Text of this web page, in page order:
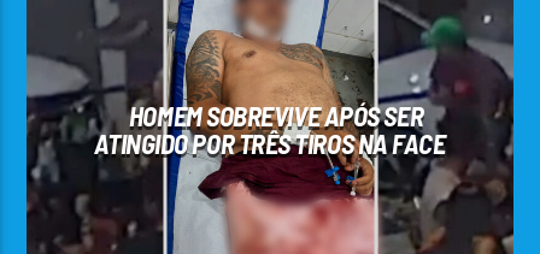
HOMEM SOBREVIVE APÓS SER
ATINGIDO POR TRÊS TIROS NA FACE